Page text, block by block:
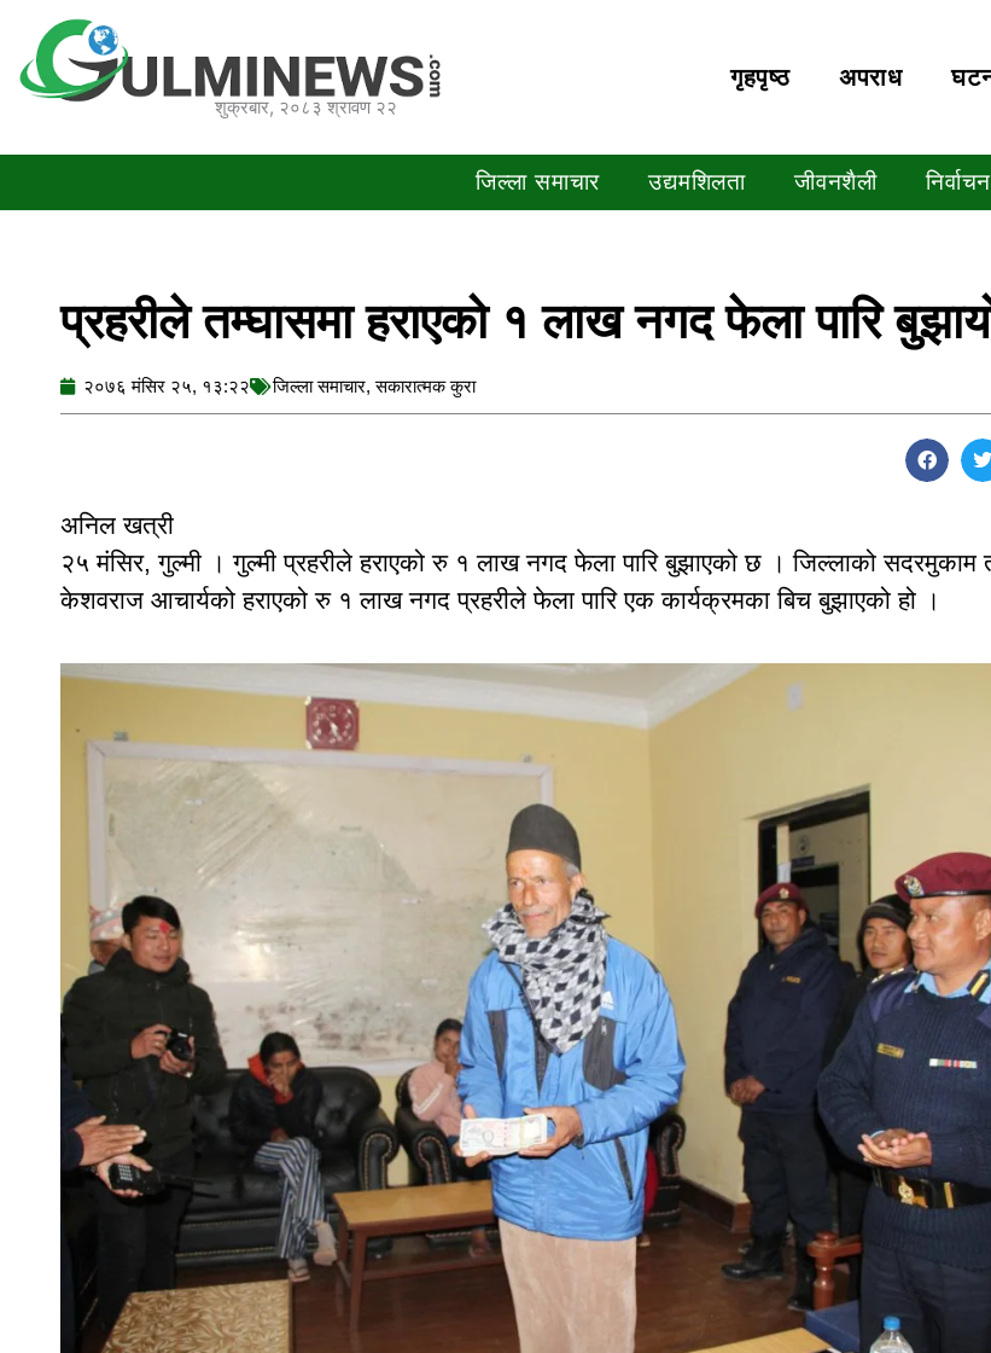
content
शुक्रबार, २०८३ श्रावण २२
गृहपृष्‍ठ अपराध
जिल्ला समाचार उद्यमशिलता जीवनशैली
प्रहरीले तम्घासमा हराएको १ लाख नगद फेला पारि
२०७६ मंसिर २५, १३:२२ जिल्ला समाचार,सकारात्मक कुरा
अनिल खत्री
२५ मंसिर, गुल्मी । गुल्मी प्रहरीले हराएको रु १ लाख नगद फेला पारि बुझाएको छ । जिल्लाको सदरमुकाम
केशवराज आचार्यको हराएको रु १ लाख नगद प्रहरीले फेला पारि एक कार्यक्रमका बिच बुझाएको हो ।